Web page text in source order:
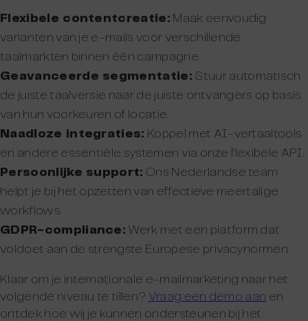
Flexibele contentcreatie: Maak eenvoudig
varianten van je e-mails voor verschillende
taalmarkten binnen één campagne.
Geavanceerde segmentatie: Stuur automatisch
de juiste taalversie naar de juiste ontvangers op basis
van hun voorkeuren of locatie.
Naadloze integraties: Koppel met AI-vertaaltools
en andere essentiële systemen via onze flexibele API.
Persoonlijke support: Ons Nederlandse team
helpt je bij het opzetten van effectieve meertalige
workflows.
GDPR-compliance: Werk met een platform dat
voldoet aan de strengste Europese privacynormen.
Klaar om je internationale e-mailmarketing naar het
volgende niveau te tillen? Vraag een demo aan en
ontdek hoe wij je kunnen ondersteunen bij het